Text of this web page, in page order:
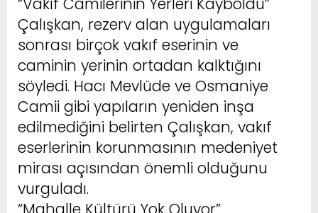
Çalışkan, rezerv alan uygulamaları
sonrası birçok vakıf eserinin ve
caminin yerinin ortadan kalktığını
söyledi. Hacı Mevlüde ve Osmaniye
Camii gibi yapıların yeniden inşa
edilmediğini belirten Çalışkan, vakıf
eserlerinin korunmasının medeniyet
mirası açısından önemli olduğunu
vurguladı.